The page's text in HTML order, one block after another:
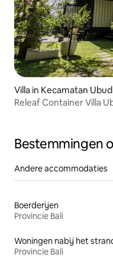
Villa in Kecamatan Ubud
Releaf Container Villa
Bestemmingen
Andere accommodaties
Boerderijen
Provincie Bali
Woningen nabij het
Provincie Bali